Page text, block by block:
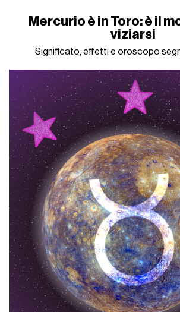
Mercurio è in Toro: è il
viziarsi
Significato, effetti e oroscopo